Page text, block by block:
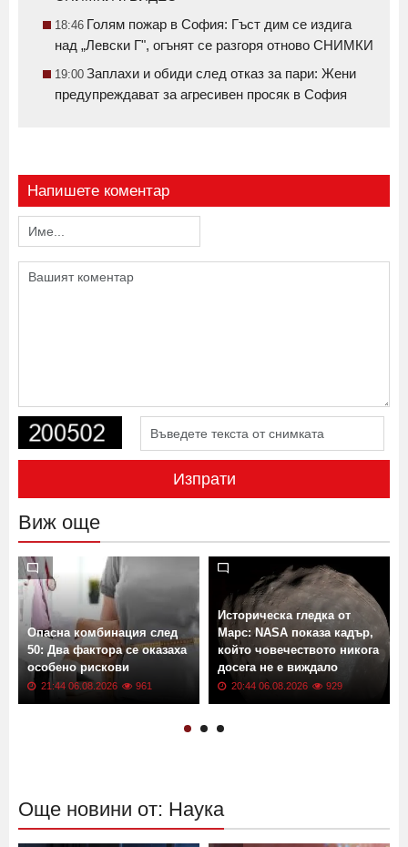
18:46 Голям пожар в София: Гъст дим се издига
над „Левски Г", огънят се разгоря отново СНИМКИ
19:00 Заплахи и обиди след отказ за пари: Жени
предупреждават за агресивен просяк в София
Напишете коментар
Изпрати
Виж още
Опасна комбинация след
50: Два фактора се оказаха
особено рискови
21:44 06.08.2026 961
Историческа гледка от
Марс: NASA показа кадър,
който човечеството никога
досега не е виждало
20:44 06.08.2026 929
Още новини от: Наука